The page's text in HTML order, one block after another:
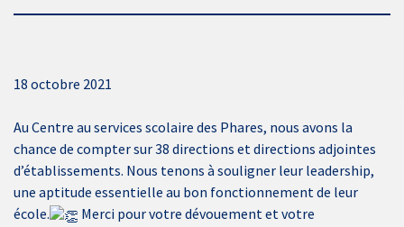
18 octobre 2021
Au Centre au services scolaire des Phares, nous avons la
chance de compter sur 38 directions et directions adjointes
d’établissements. Nous tenons à souligner leur leadership,
une aptitude essentielle au bon fonctionnement de leur
école.
Merci pour votre dévouement et votre